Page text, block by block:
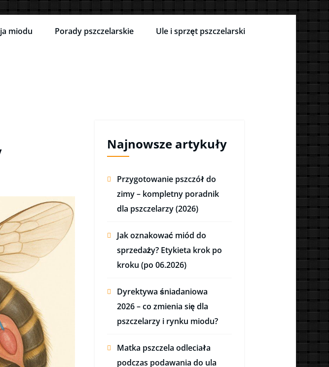
miodu Porady pszczelarskie Ule i sprzęt pszczelarski
Najnowsze artykuły
Przygotowanie pszczół do
zimy – kompletny poradnik
dla pszczelarzy (2026)
Jak oznakować miód do
sprzedaży? Etykieta krok po
kroku (po 06.2026)
Dyrektywa śniadaniowa
2026 – co zmienia się dla
pszczelarzy i rynku miodu?
Matka pszczela odleciała
podczas podawania do ula